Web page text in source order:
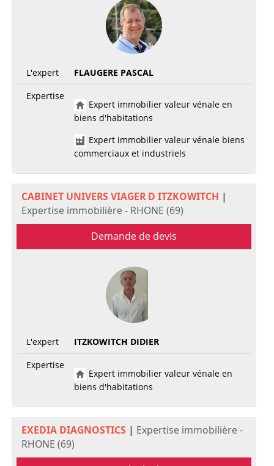
L'expert
FLAUGERE PASCAL
Expertise
Expert immobilier valeur vénale en
biens d'habitations
Expert immobilier valeur vénale biens
commerciaux et industriels
CABINET UNIVERS VIAGER D ITZKOWITCH |
Expertise immobilière - RHONE (69)
Demande de devis
L'expert
ITZKOWITCH DIDIER
Expertise
Expert immobilier valeur vénale en
biens d'habitations
EXEDIA DIAGNOSTICS | Expertise immobilière -
RHONE (69)